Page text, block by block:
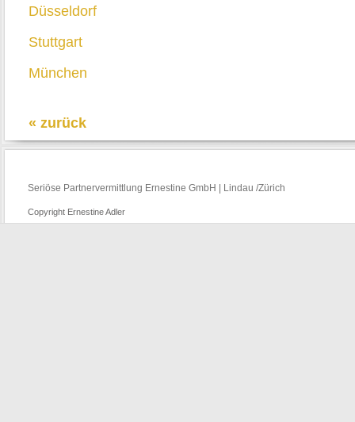
Düsseldorf
Stuttgart
München
« zurück
Seriöse Partnervermittlung Ernestine GmbH | Lindau /Zürich
Copyright Ernestine Adler